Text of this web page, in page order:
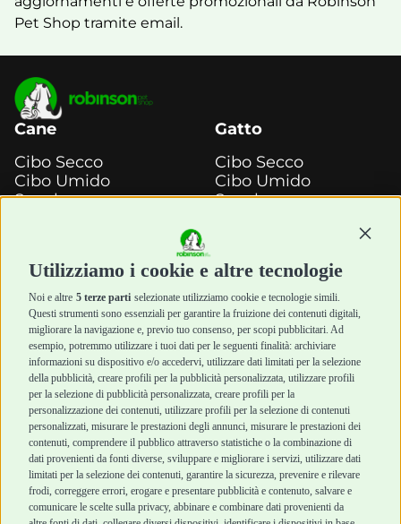
Utilizziamo i cookie e altre tecnologie
Noi e altre 5 terze parti selezionate utilizziamo cookie e tecnologie simili.
Questi strumenti sono essenziali per garantire la fruizione dei contenuti digitali,
migliorare la navigazione e, previo tuo consenso, per scopi pubblicitari. Ad
esempio, potremmo utilizzare i tuoi dati per le seguenti finalità: archiviare
informazioni su dispositivo e/o accedervi, utilizzare dati limitati per la selezione
della pubblicità, creare profili per la pubblicità personalizzata, utilizzare profili
per la selezione di pubblicità personalizzata, creare profili per la
personalizzazione dei contenuti, utilizzare profili per la selezione di contenuti
personalizzati, misurare le prestazioni degli annunci, misurare le prestazioni dei
contenuti, comprendere il pubblico attraverso statistiche o la combinazione di
dati provenienti da fonti diverse, sviluppare e migliorare i servizi, utilizzare dati
limitati per la selezione dei contenuti, garantire la sicurezza, prevenire e rilevare
frodi, correggere errori, erogare e presentare pubblicità e contenuto, salvare e
comunicare le scelte sulla privacy, abbinare e combinare dati provenienti da
Pet Shop tramite email.
Cane
Cibo Secco
Cibo Umido
Snack e
Igiene e Pulizia
Accessori
Cani Mini
Top Quality
Gatto
Cibo Secco
Cibo Umido
Snack e
Igiene e Pulizia
Accessori
Top Quality
Robinson Pet Shop
Chi siamo
Punti vendita
Marchi
Blog
Assistenza Robinson
Pet Shop
Acquisti sicuri
Termini e condizioni
di vendita
Cashback
Metodi di
pagamento
Recesso e Reso